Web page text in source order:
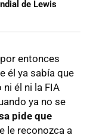
de Lewis
entonces
él ya sabía que
ni él ni la FIA
ya no se
pide que
le reconozca a